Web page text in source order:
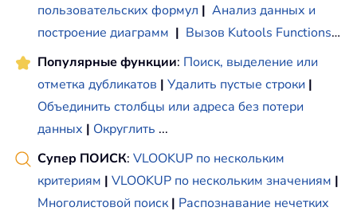
пользовательских формул | Анализ данных и
построение диаграмм | Вызов Kutools Functions…
Популярные функции: Поиск, выделение или
отметка дубликатов | Удалить пустые строки |
Объединить столбцы или адреса без потери
данных | Округлить ...
Супер ПОИСК: VLOOKUP по нескольким
критериям | VLOOKUP по нескольким значениям |
Многолистовой поиск | Распознавание нечетких